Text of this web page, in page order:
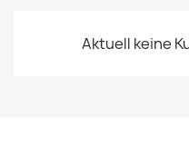
Aktuell keine